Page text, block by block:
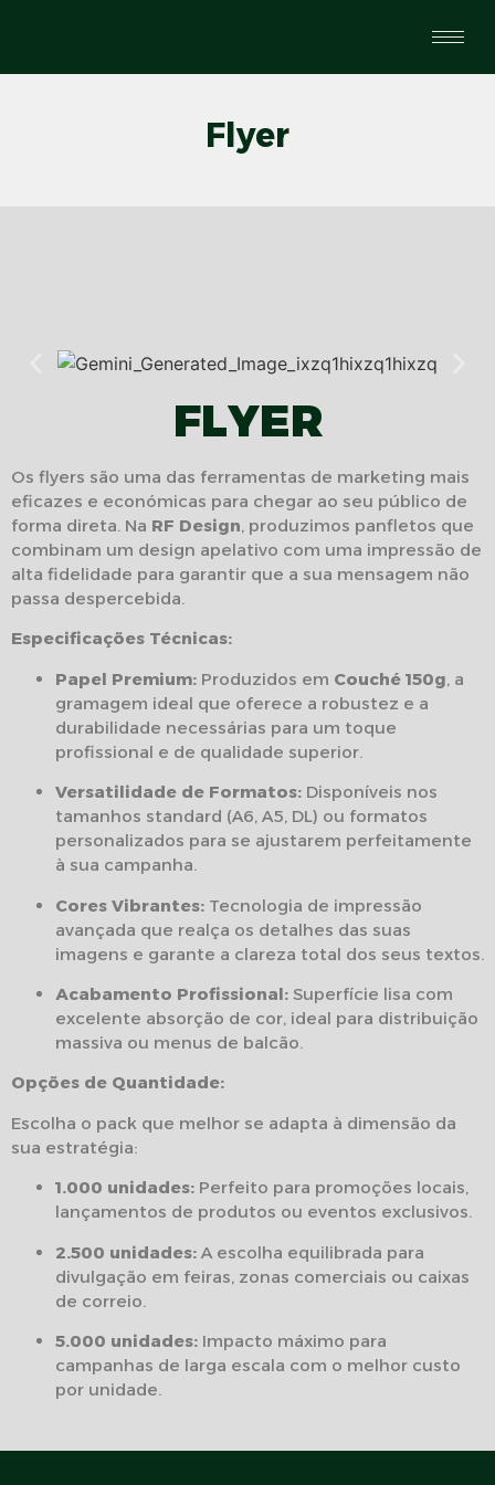
Flyer
FLYER
Os flyers são uma das ferramentas de marketing mais
eficazes e económicas para chegar ao seu público de
forma direta. Na RF Design, produzimos panfletos que
combinam um design apelativo com uma impressão de
alta fidelidade para garantir que a sua mensagem não
passa despercebida.
Especificações Técnicas:
Papel Premium: Produzidos em Couché 150g , a
gramagem ideal que oferece a robustez e a
durabilidade necessárias para um toque
profissional e de qualidade superior.
Versatilidade de Formatos: Disponíveis nos
tamanhos standard (A6, A5, DL) ou formatos
personalizados para se ajustarem perfeitamente
à sua campanha.
Cores Vibrantes: Tecnologia de impressão
avançada que realça os detalhes das suas
imagens e garante a clareza total dos seus textos.
Acabamento Profissional: Superfície lisa com
excelente absorção de cor, ideal para distribuição
massiva ou menus de balcão.
Opções de Quantidade:
Escolha o pack que melhor se adapta à dimensão da
sua estratégia:
1.000 unidades: Perfeito para promoções locais,
lançamentos de produtos ou eventos exclusivos.
2.500 unidades: A escolha equilibrada para
divulgação em feiras, zonas comerciais ou caixas
de correio.
5.000 unidades: Impacto máximo para
campanhas de larga escala com o melhor custo
por unidade.